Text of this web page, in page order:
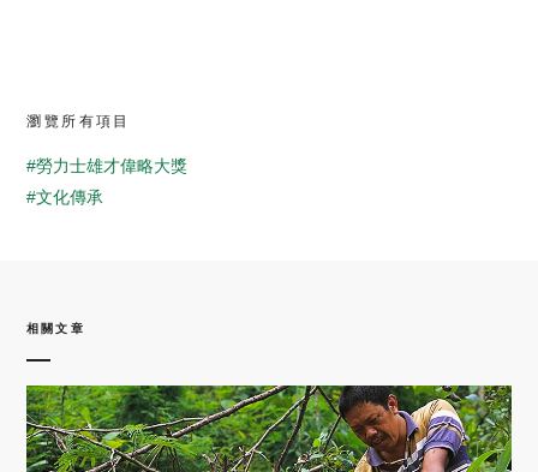
瀏覽所有項目
#勞力士雄才偉略大獎
#文化傳承
相關文章